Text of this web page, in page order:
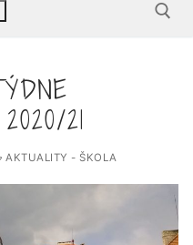
Hledat:
21
AKTUALITY - ŠKOLA